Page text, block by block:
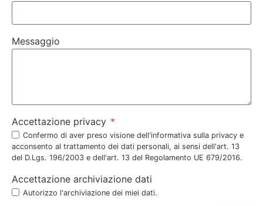
Messaggio
Accettazione privacy
Confermo di aver preso visione dell'informativa sulla privacy e
acconsento al trattamento dei dati personali, ai sensi dell'art. 13
del D.Lgs. 196/2003 e dell'art. 13 del Regolamento UE 679/2016.
Accettazione archiviazione dati
Autorizzo l'archiviazione dei miei dati.